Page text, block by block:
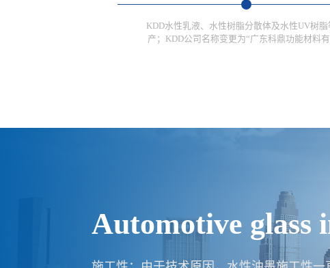
KDD水性乳液、水性树脂分散体及水性UV树脂
产；KDD公司名称变更为“广东科鼎功能材料有
Home appliance
可水洗网板：对比市面上同类型高温玻璃